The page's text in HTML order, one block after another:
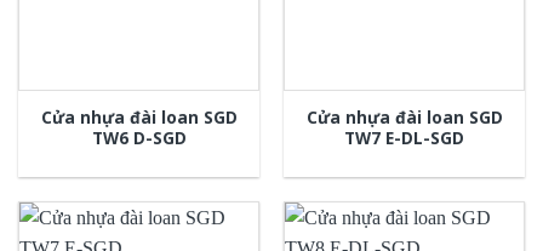
Cửa nhựa đài loan SGD
TW6 D-SGD
Cửa nhựa đài loan SGD
TW7 E-DL-SGD